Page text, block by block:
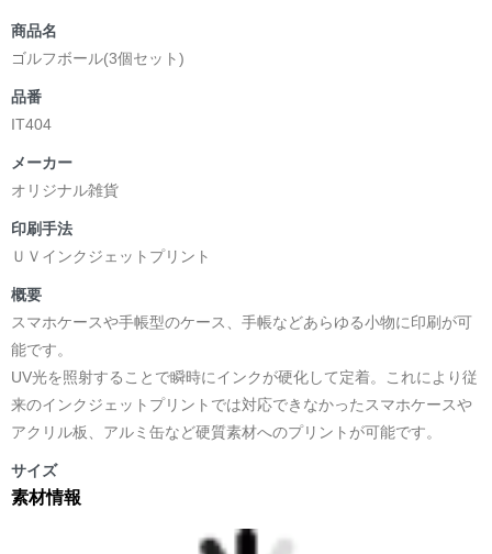
商品名
ゴルフボール(3個セット)
品番
IT404
メーカー
オリジナル雑貨
印刷手法
ＵＶインクジェットプリント
概要
スマホケースや手帳型のケース、手帳などあらゆる小物に印刷が可
能です。
UV光を照射することで瞬時にインクが硬化して定着。これにより従
来のインクジェットプリントでは対応できなかったスマホケースや
アクリル板、アルミ缶など硬質素材へのプリントが可能です。
サイズ
素材情報